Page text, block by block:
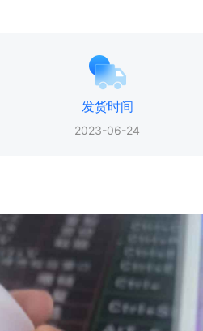
发货时间
2023-06-24